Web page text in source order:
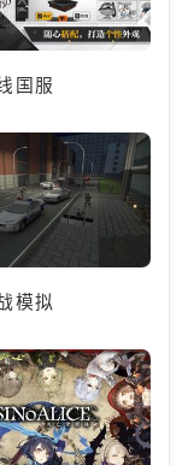
国服
模拟